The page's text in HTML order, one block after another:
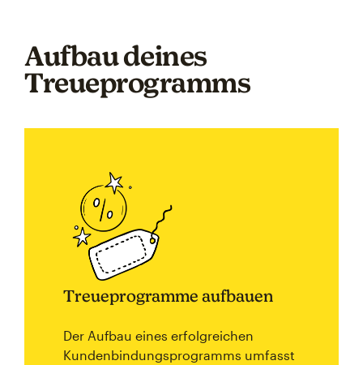
Aufbau deines
Treueprogramms
Treueprogramme aufbauen
Der Aufbau eines erfolgreichen
Kundenbindungsprogramms umfasst